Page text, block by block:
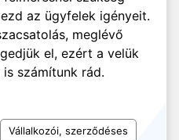
az ügyfelek igényeit.
meglévő
el, ezért a velük
számítunk rád.
Vállalkozói, szerződéses